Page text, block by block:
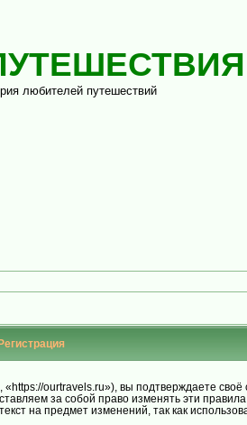
любителей путешествий
ourtravels.ru»), вы подтверждаете своё
за собой право изменять эти правила
на предмет изменений, так как